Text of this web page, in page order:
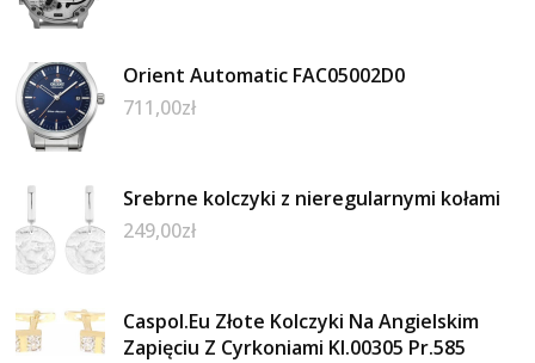
Orient Automatic FAC05002D0
711,00zł
Srebrne kolczyki z nieregularnymi kołami
249,00zł
Caspol.Eu Złote Kolczyki Na Angielskim
Zapięciu Z Cyrkoniami Kl.00305 Pr.585